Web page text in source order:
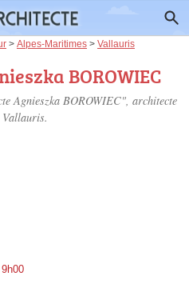
> Alpes-Maritimes > Vallauris
BOROWIEC
Agnieszka BOROWIEC", architecte